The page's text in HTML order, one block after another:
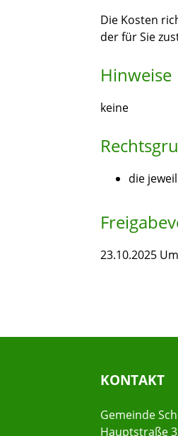
Die Kosten
der für Sie
Hinweise
keine
die
23.10.2025
KONTAKT
Gemeinde
Hauptstraße